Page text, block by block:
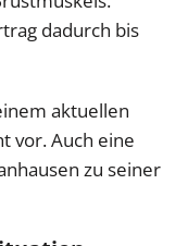
dadurch bis
aktuellen
vor. Auch eine
zu seiner